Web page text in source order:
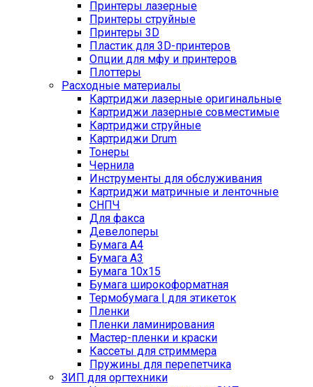
Принтеры лазерные
Принтеры струйные
Принтеры 3D
Пластик для 3D-принтеров
Опции для мфу и принтеров
Плоттеры
Расходные материалы
Картриджи лазерные оригинальные
Картриджи лазерные совместимые
Картриджи струйные
Картриджи Drum
Тонеры
Чернила
Инструменты для обслуживания
Картриджи матричные и ленточные
СНПЧ
Для факса
Девелоперы
Бумага A4
Бумага A3
Бумага 10x15
Бумага широкоформатная
Термобумага | для этикеток
Пленки
Пленки ламинирования
Мастер-пленки и краски
Кассеты для стриммера
Пружины для перепетчика
ЗИП для оргтехники